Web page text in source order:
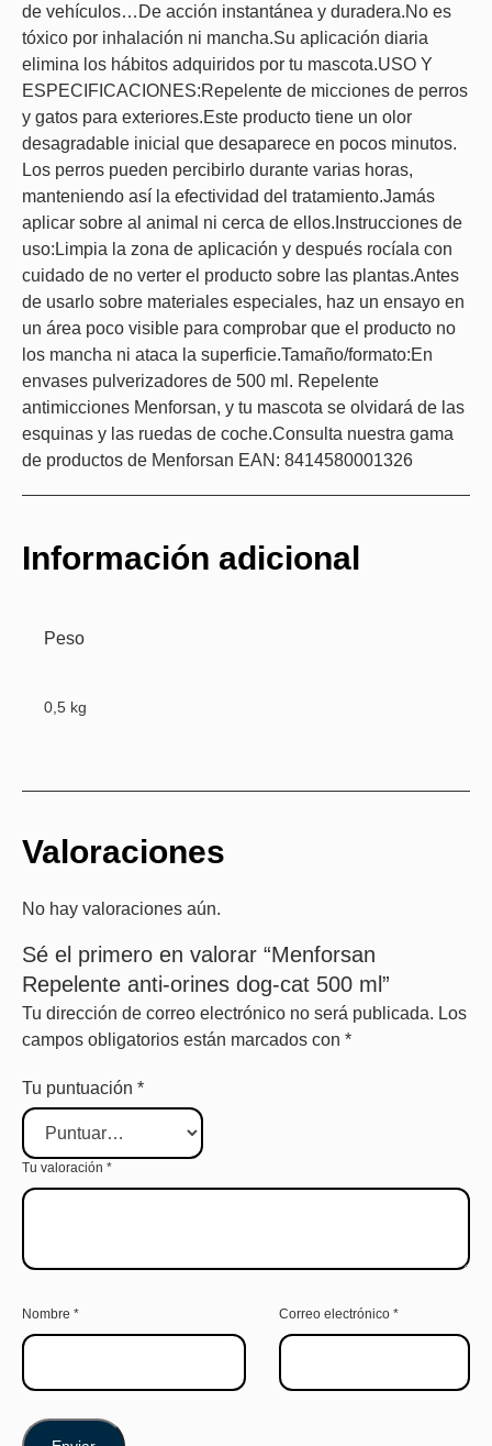
de vehículos…De acción instantánea y duradera.No es
tóxico por inhalación ni mancha.Su aplicación diaria
elimina los hábitos adquiridos por tu mascota.USO Y
ESPECIFICACIONES:Repelente de micciones de perros
y gatos para exteriores.Este producto tiene un olor
desagradable inicial que desaparece en pocos minutos.
Los perros pueden percibirlo durante varias horas,
manteniendo así la efectividad del tratamiento.Jamás
aplicar sobre al animal ni cerca de ellos.Instrucciones de
uso:Limpia la zona de aplicación y después rocíala con
cuidado de no verter el producto sobre las plantas.Antes
de usarlo sobre materiales especiales, haz un ensayo en
un área poco visible para comprobar que el producto no
los mancha ni ataca la superficie.Tamaño/formato:En
envases pulverizadores de 500 ml. Repelente
antimicciones Menforsan, y tu mascota se olvidará de las
esquinas y las ruedas de coche.Consulta nuestra gama
de productos de Menforsan EAN: 8414580001326
Información adicional
Peso
0,5 kg
Valoraciones
No hay valoraciones aún.
Sé el primero en valorar “Menforsan
Repelente anti-orines dog-cat 500 ml”
Tu dirección de correo electrónico no será publicada. Los
campos obligatorios están marcados con *
Tu puntuación *
Tu valoración *
Nombre * Correo electrónico *